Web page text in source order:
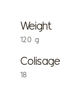
Weight
120 g
Colisage
18